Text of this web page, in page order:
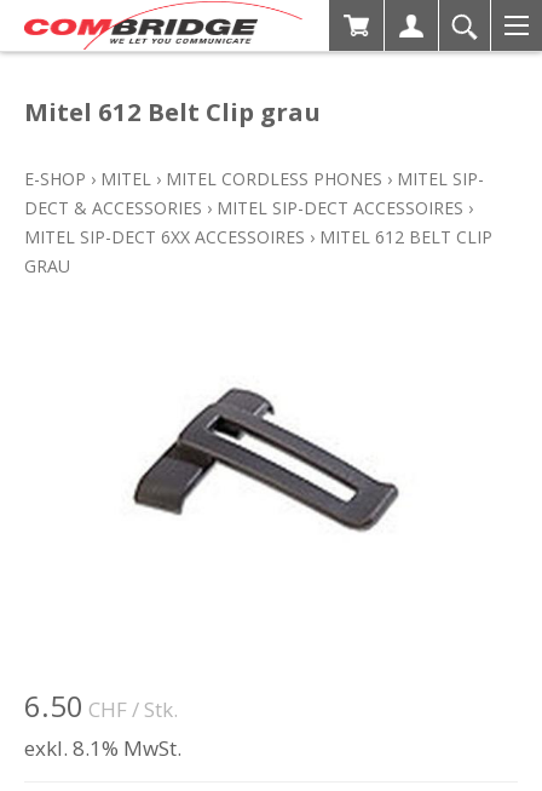
Mitel 612 Belt Clip grau
E-SHOP › MITEL › MITEL CORDLESS PHONES › MITEL SIP-
DECT & ACCESSORIES › MITEL SIP-DECT ACCESSOIRES ›
MITEL SIP-DECT 6XX ACCESSOIRES › MITEL 612 BELT CLIP
GRAU
6.50 CHF/ Stk.
exkl. 8.1% MwSt.